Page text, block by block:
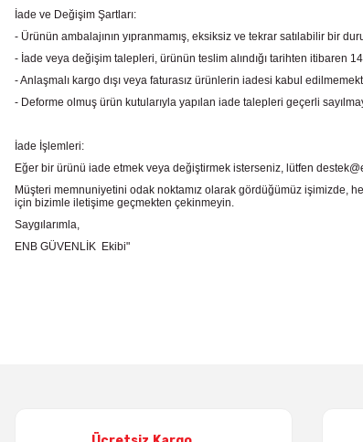
İade ve Değişim Şartları:
- Ürünün ambalajının yıpranmamış, eksiksiz ve tekrar satılabilir bir
- İade veya değişim talepleri, ürünün teslim alındığı tarihten itibaren
- Anlaşmalı kargo dışı veya faturasız ürünlerin iadesi kabul
- Deforme olmuş ürün kutularıyla yapılan iade talepleri geçerli
İade İşlemleri:
Eğer bir ürünü iade etmek veya değiştirmek isterseniz, lütfen
Müşteri memnuniyetini odak noktamız olarak gördüğümüz işimizde,
için bizimle iletişime geçmekten çekinmeyin.
Saygılarımla,
ENB GÜVENLİK Ekibi"
Bu ürüne benzer farklı alternatifler olmalı.